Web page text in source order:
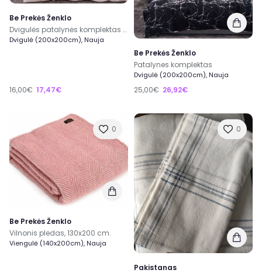
Be Prekės Ženklo
Dvigulės patalynės komplektas 200×220
Dvigulė (200x200cm), Nauja
16,00€ 17,47€
Be Prekės Ženklo
Patalynes komplektas
Dvigulė (200x200cm), Nauja
25,00€ 26,92€
0
Be Prekės Ženklo
Vilnonis pledas, 130x200 cm.
Viengulė (140x200cm), Nauja
0
Pakistanas